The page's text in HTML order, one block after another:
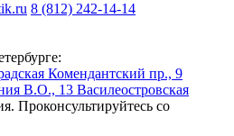
8 (812) 242-14-14
Комендантский пр., 9
В.О., 13 Василеостровская
Проконсультируйтесь со